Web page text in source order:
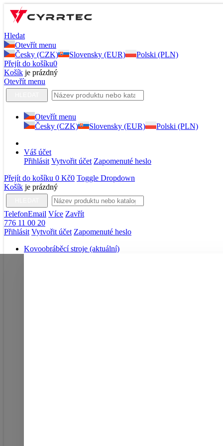
Hledat
Otevřít menu
Česky (CZK)
Slovensky (EUR)
Polski (PLN)
Přejít do košíku0
Košík je prázdný
Otevřít menu
Otevřít menu
Česky (CZK)
Slovensky (EUR) Polski (PLN)
Váš účet
Přihlásit Vytvořit účet Zapomenuté heslo
Přejít do košíku 0 Kč0 Toggle Dropdown
Košík je prázdný
TelefonEmail Více Zavřít
776 11 00 20
Přihlásit Vytvořit účet Zapomenuté heslo
Kovoobráběcí stroje (aktuální)